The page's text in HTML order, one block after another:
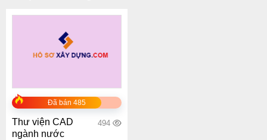
Đã bán 485
Thư viện CAD
ngành nước
494